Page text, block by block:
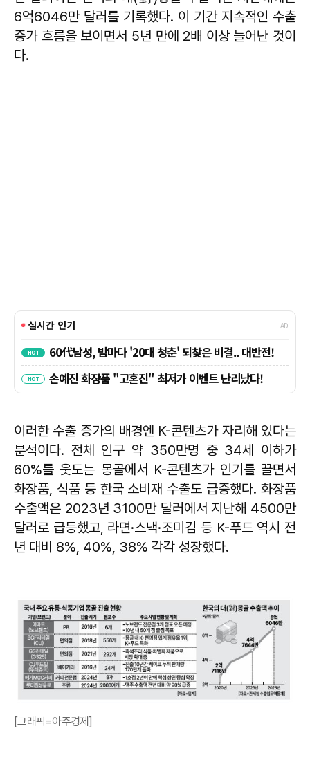
6억6046만 달러를 기록했다. 이 기간 지속적인 수출
증가 흐름을 보이면서 5년 만에 2배 이상 늘어난 것이
다.
이러한 수출 증가의 배경엔 K-콘텐츠가 자리해 있다는
분석이다. 전체 인구 약 350만명 중 34세 이하가
60%를 웃도는 몽골에서 K-콘텐츠가 인기를 끌면서
화장품, 식품 등 한국 소비재 수출도 급증했다. 화장품
수출액은 2023년 3100만 달러에서 지난해 4500만
달러로 급등했고, 라면·스낵·조미김 등 K-푸드 역시 전
년 대비 8%, 40%, 38% 각각 성장했다.
[그래픽=아주경제]